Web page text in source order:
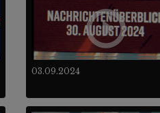
03.09.2024